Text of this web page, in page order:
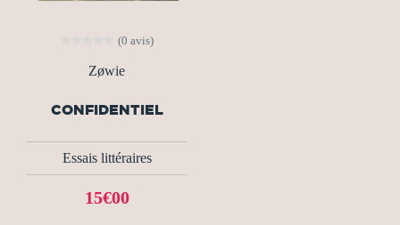
(0 avis)
Zøwie
CONFIDENTIEL
Essais littéraires
15€00